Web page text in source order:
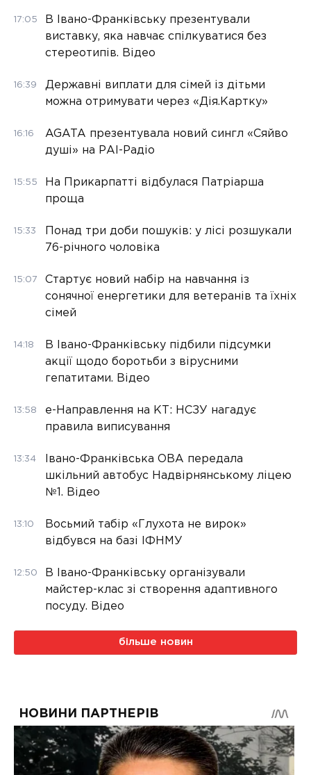
17:05
В Івано-Франківську презентували
виставку, яка навчає спілкуватися без
стереотипів. Відео
16:39
Державні виплати для сімей із дітьми
можна отримувати через «Дія.Картку»
16:16
AGATA презентувала новий сингл «Сяйво
душі» на РАІ-Радіо
15:55
На Прикарпатті відбулася Патріарша
проща
15:33
Понад три доби пошуків: у лісі розшукали
76-річного чоловіка
15:07
Стартує новий набір на навчання із
сонячної енергетики для ветеранів та їхніх
сімей
14:18
В Івано-Франківську підбили підсумки
акції щодо боротьби з вірусними
гепатитами. Відео
13:58
е-Направлення на КТ: НСЗУ нагадує
правила виписування
13:34
Івано-Франківська ОВА передала
шкільний автобус Надвірнянському ліцею
№1. Відео
13:10
Восьмий табір «Глухота не вирок»
відбувся на базі ІФНМУ
12:50
В Івано-Франківську організували
майстер-клас зі створення адаптивного
посуду. Відео
більше новин